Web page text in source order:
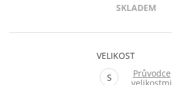
SKLADEM
VELIKOST
S
Průvodce